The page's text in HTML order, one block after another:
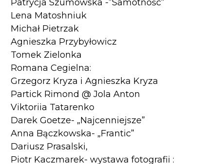
Patrycja Szumowska -”Samotnośc”
Lena Matoshniuk
Michał Pietrzak
Agnieszka Przybyłowicz
Tomek Zielonka
Romana Cegielna:
Grzegorz Kryza i Agnieszka Kryza
Partick Rimond @ Jola Anton
Viktoriia Tatarenko
Darek Goetze- „Najcenniejsze”
Anna Bączkowska- „Frantic”
Dariusz Prasalski,
Piotr Kaczmarek- wystawa fotografii :